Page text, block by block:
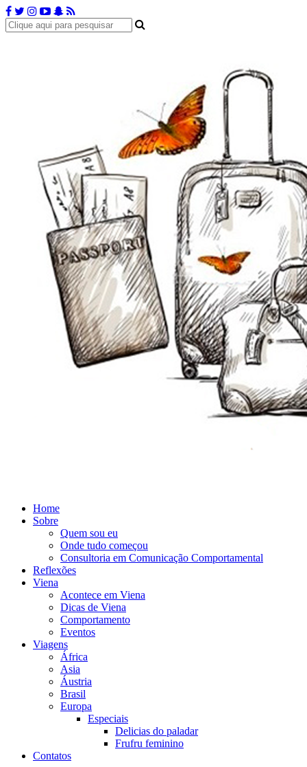
Home
Sobre
Quem sou eu
Onde tudo começou
Consultoria em Comunicação Comportamental
Reflexões
Viena
Acontece em Viena
Dicas de Viena
Comportamento
Eventos
Viagens
África
Asia
Áustria
Brasil
Europa
Especiais
Delicias do paladar
Frufru feminino
Contatos